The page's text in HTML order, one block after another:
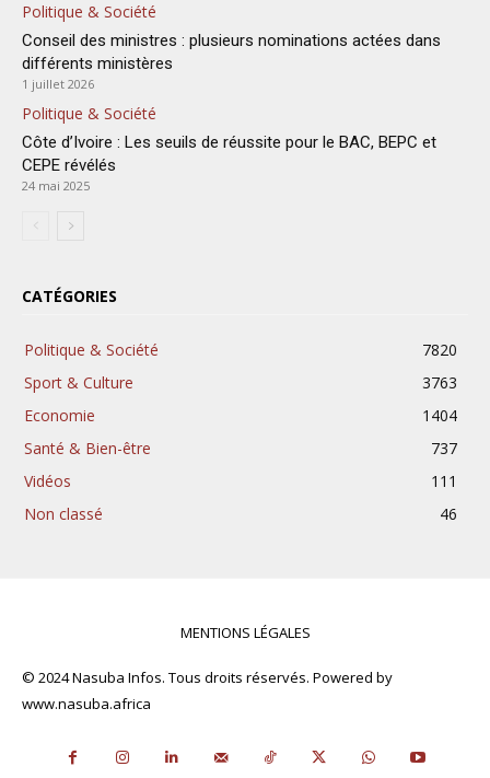
Politique & Société
Conseil des ministres : plusieurs nominations actées dans
différents ministères
1 juillet 2026
Politique & Société
Côte d’Ivoire : Les seuils de réussite pour le BAC, BEPC et
CEPE révélés
24 mai 2025
CATÉGORIES
Politique & Société
7820
Sport & Culture
3763
Economie
1404
Santé & Bien-être
737
Vidéos
111
Non classé
46
MENTIONS LÉGALES
© 2024 Nasuba Infos. Tous droits réservés. Powered by
www.nasuba.africa